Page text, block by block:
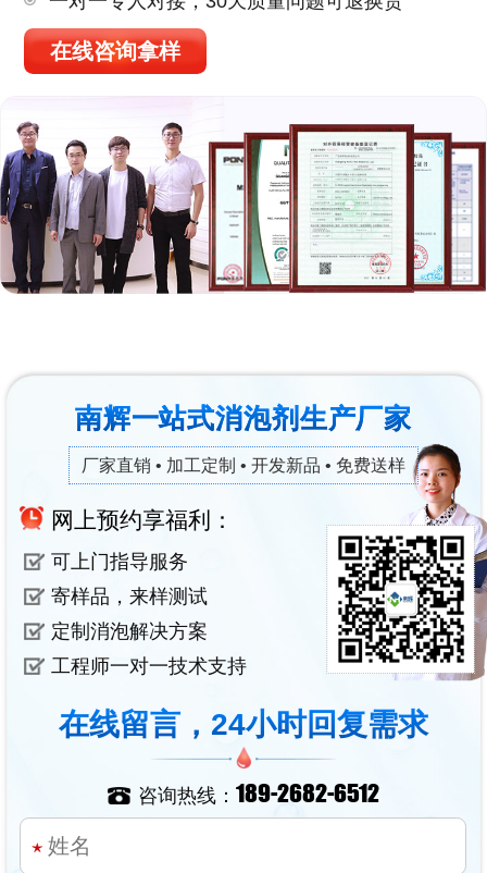
在线咨询拿样
在线留言，24小时回复需求
南辉一站式消泡剂生产厂家
厂家直销 • 加工定制 • 开发新品 • 免费送样
网上预约享福利：
可上门指导服务
寄样品，来样测试
定制消泡解决方案
工程师一对一技术支持
咨询热线： 189-2682-6512